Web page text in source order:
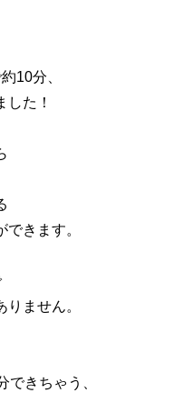
10分、
した！
きます。
ません。
できちゃう、